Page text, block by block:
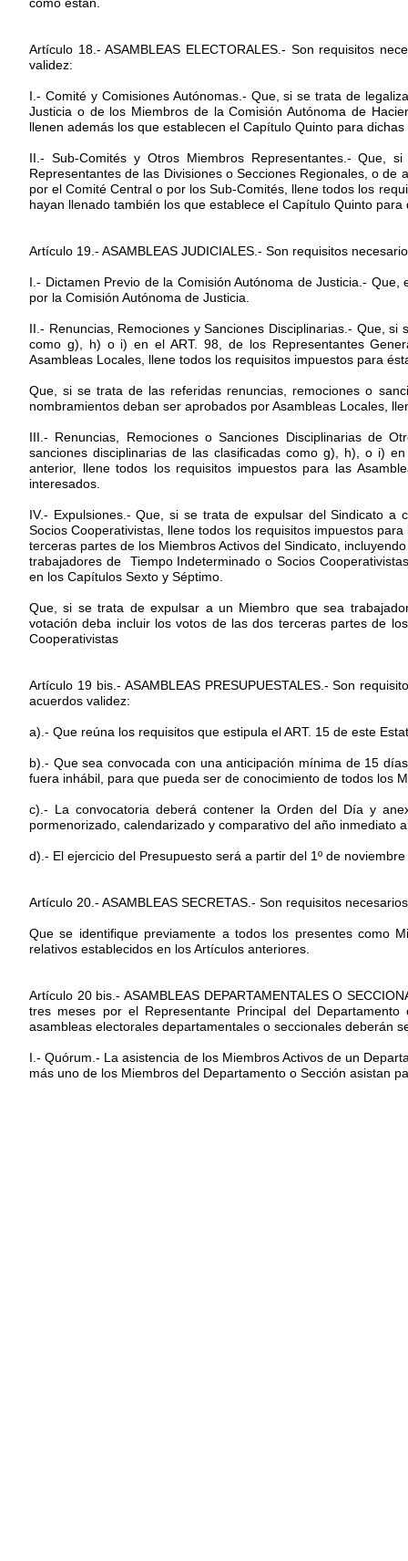
Artículo 18.- ASAMBLEAS ELECTORALES.- Son requisitos
validez:
I.- Comité y Comisiones Autónomas.- Que, si se trata de
Justicia o de los Miembros de la Comisión Autónoma de
llenen además los que establecen el Capítulo Quinto para dichas
II.- Sub-Comités y Otros Miembros Representantes.-
Representantes de las Divisiones o Secciones Regionales, o
por el Comité Central o por los Sub-Comités, llene todos los
hayan llenado también los que establece el Capítulo Quinto
Artículo 19.- ASAMBLEAS JUDICIALES.- Son requisitos
I.- Dictamen Previo de la Comisión Autónoma de Justicia.-
por la Comisión Autónoma de Justicia.
II.- Renuncias, Remociones y Sanciones Disciplinarias.- Que,
como g), h) o i) en el ART. 98, de los Representantes
Asambleas Locales, llene todos los requisitos impuestos para
Que, si se trata de las referidas renuncias, remociones o
nombramientos deban ser aprobados por Asambleas Locales,
III.- Renuncias, Remociones o Sanciones Disciplinarias de
sanciones disciplinarias de las clasificadas como g), h), o i)
anterior, llene todos los requisitos impuestos para las
interesados.
IV.- Expulsiones.- Que, si se trata de expulsar del Sindicato
Socios Cooperativistas, llene todos los requisitos impuestos
terceras partes de los Miembros Activos del Sindicato,
trabajadores de Tiempo Indeterminado o Socios
en los Capítulos Sexto y Séptimo.
Que, si se trata de expulsar a un Miembro que sea
votación deba incluir los votos de las dos terceras partes de
Cooperativistas
Artículo 19 bis.- ASAMBLEAS PRESUPUESTALES.- Son
acuerdos validez:
a).- Que reúna los requisitos que estipula el ART. 15 de este
b).- Que sea convocada con una anticipación mínima de 15
fuera inhábil, para que pueda ser de conocimiento de todos los
c).- La convocatoria deberá contener la Orden del Día y
pormenorizado, calendarizado y comparativo del año inmediato
d).- El ejercicio del Presupuesto será a partir del 1º de
Artículo 20.- ASAMBLEAS SECRETAS.- Son requisitos
Que se identifique previamente a todos los presentes como
relativos establecidos en los Artículos anteriores.
Artículo 20 bis.- ASAMBLEAS DEPARTAMENTALES O
tres meses por el Representante Principal del
asambleas electorales departamentales o seccionales deberán
I.- Quórum.- La asistencia de los Miembros Activos de un
más uno de los Miembros del Departamento o Sección asistan